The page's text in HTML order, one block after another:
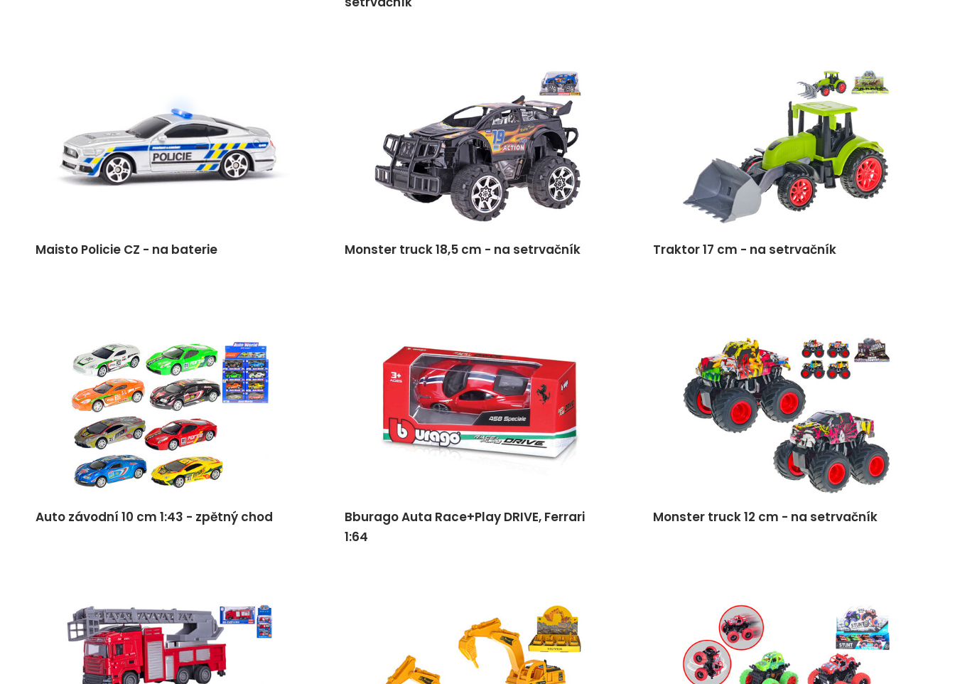
Maisto Policie CZ - na baterie Monster truck 18,5 cm - na setrvačník Traktor 17 cm - na setrvačník
Auto závodní 10 cm 1:43 - zpětný chod
Bburago Auta Race+Play DRIVE, Ferrari
1:64
Monster truck 12 cm - na setrvačník